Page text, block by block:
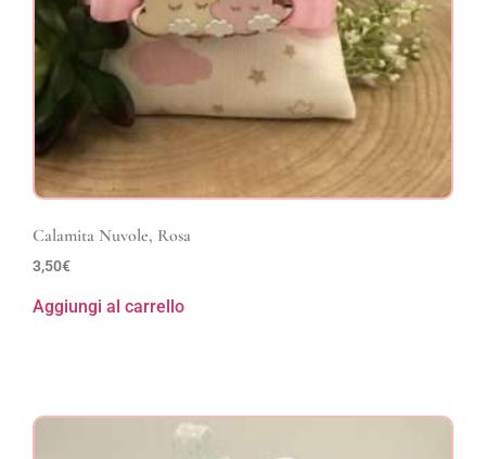
Calamita Nuvole, Rosa
3,50€
Aggiungi al carrello